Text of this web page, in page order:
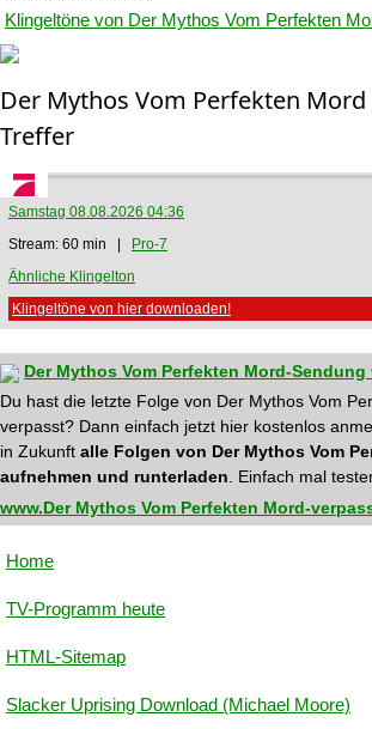
Klingeltöne von Der Mythos Vom Perfekten
Der Mythos Vom Perfekten Mord
Treffer
Samstag 08.08.2026 04:36
Stream: 60 min |
Pro-7
Ähnliche Klingelton
Klingeltöne von hier downloaden!
Der Mythos Vom Perfekten Mord-
Du hast die letzte Folge von Der Mythos Vom
verpasst? Dann einfach jetzt hier kostenlos
in Zukunft alle Folgen von Der Mythos Vom
aufnehmen und runterladen . Einfach mal
www.Der Mythos Vom Perfekten Mord-
Home
TV-Programm heute
HTML-Sitemap
Slacker Uprising Download (Michael Moore)